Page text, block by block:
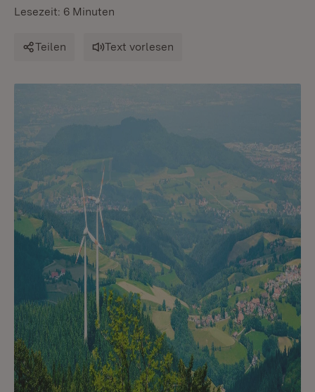
Lesezeit: 6 Minuten
Teilen Text vorlesen